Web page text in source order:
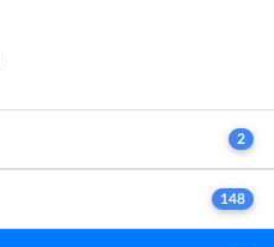
2
148